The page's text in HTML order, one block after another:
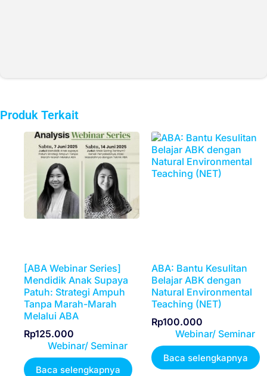
Produk Terkait
[ABA Webinar Series]
Mendidik Anak Supaya
Patuh: Strategi Ampuh
Tanpa Marah-Marah
Melalui ABA
Rp125.000
Webinar/ Seminar
Baca selengkapnya
ABA: Bantu Kesulitan
Belajar ABK dengan
Natural Environmental
Teaching (NET)
Rp100.000
Webinar/ Seminar
Baca selengkapnya